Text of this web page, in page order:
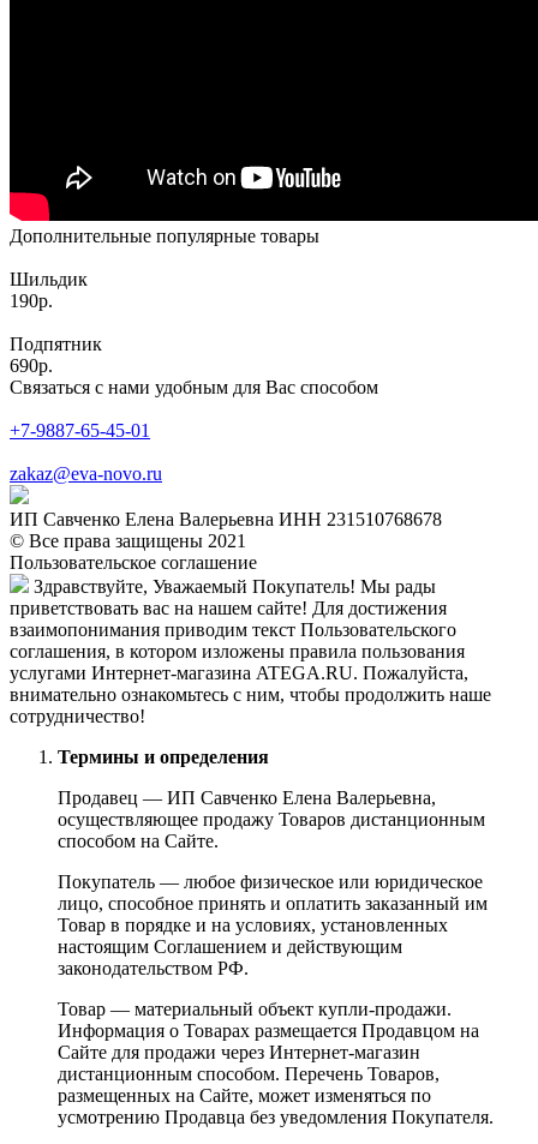
Дополнительные популярные товары
Шильдик
190р.
Подпятник
690р.
Связаться с нами удобным для Вас способом
+7-9887-65-45-01
zakaz@eva-novo.ru
ИП Савченко Елена Валерьевна ИНН 231510768678
© Все права защищены 2021
Пользовательское соглашение
Здравствуйте, Уважаемый Покупатель! Мы рады
приветствовать вас на нашем сайте! Для достижения
взаимопонимания приводим текст Пользовательского
соглашения, в котором изложены правила пользования
услугами Интернет-магазина ATEGA.RU. Пожалуйста,
внимательно ознакомьтесь с ним, чтобы продолжить наше
сотрудничество!
Термины и определения
Продавец — ИП Савченко Елена Валерьевна,
осуществляющее продажу Товаров дистанционным
способом на Сайте.
Покупатель — любое физическое или юридическое
лицо, способное принять и оплатить заказанный им
Товар в порядке и на условиях, установленных
настоящим Соглашением и действующим
законодательством РФ.
Товар — материальный объект купли-продажи.
Информация о Товарах размещается Продавцом на
Сайте для продажи через Интернет-магазин
дистанционным способом. Перечень Товаров,
размещенных на Сайте, может изменяться по
усмотрению Продавца без уведомления Покупателя.